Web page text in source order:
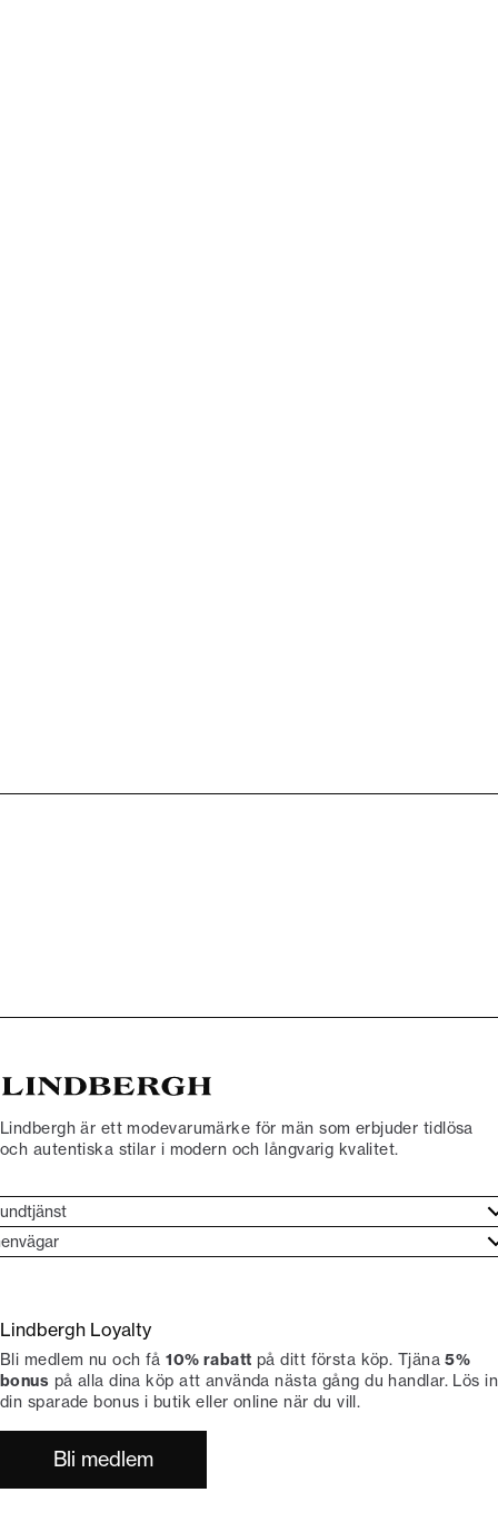
Lindbergh är ett modevarumärke för män som erbjuder tidlösa
och autentiska stilar i modern och långvarig kvalitet.
köp
Lindbergh-ambassadör
Lindbergh Loyalty
Bli medlem nu och få10% rabatt på ditt första köp. Tjäna5%
bonus på alla dina köp att använda nästa gång du handlar. Lös in
din sparade bonus i butik eller online när du vill.
Bli medlem